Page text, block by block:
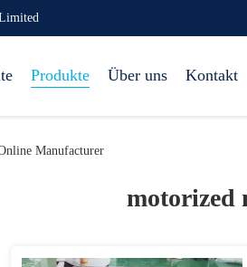
Produkte Über uns Kontakt
Manufacturer
motorized